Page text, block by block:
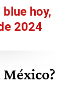
hoy,
2024
México?